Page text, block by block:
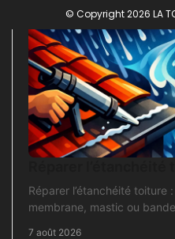
© Copyright 2026 LA
Réparer l’étanchéité toiture
membrane, mastic ou
7 août 2026